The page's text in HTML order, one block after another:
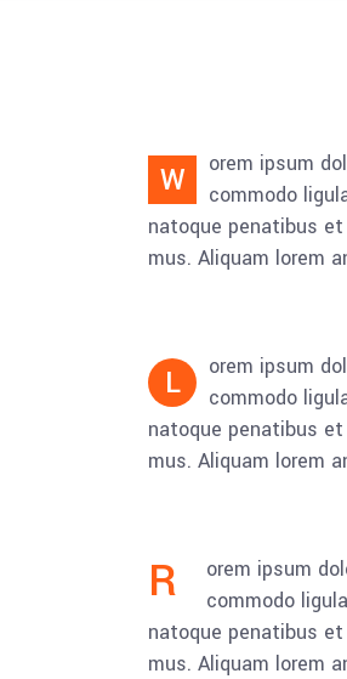
W
orem ipsum
commodo
natoque penatibus
mus. Aliquam lorem
L
orem ipsum
commodo
natoque penatibus
mus. Aliquam lorem
R
orem ipsum
commodo
natoque penatibus
mus. Aliquam lorem